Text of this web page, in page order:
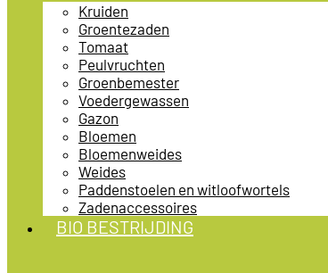
Kruiden
Groentezaden
Tomaat
Peulvruchten
Groenbemester
Voedergewassen
Gazon
Bloemen
Bloemenweides
Weides
Paddenstoelen en witloofwortels
Zadenaccessoires
BIO BESTRIJDING